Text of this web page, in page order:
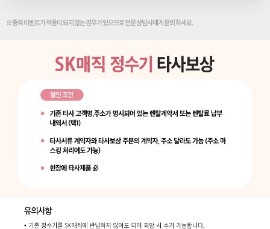
※중복 이벤트가 적용이 되지 않는 경우가 있으므로 전문 상담사에게 문의 하세요.